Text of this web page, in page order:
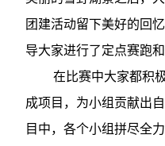
团建活动留下美好的回
导大家进行了定点赛跑
在比赛中大家都积极
成项目，为小组贡献出
目中，各个小组拼尽全